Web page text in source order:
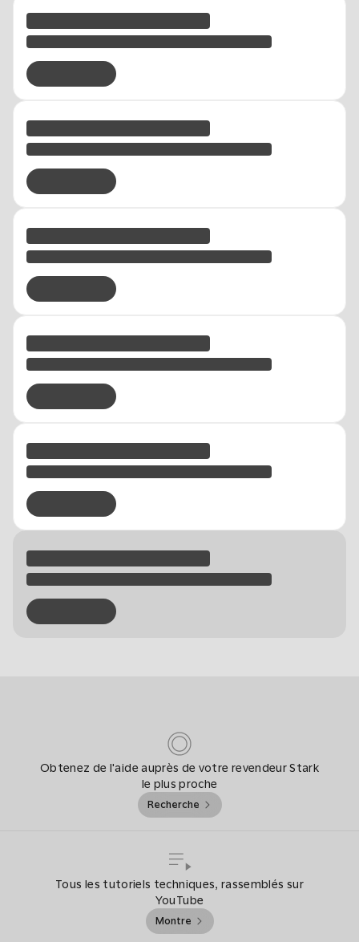
Obtenez de l'aide auprès de votre revendeur Stark
le plus proche
Recherche
Tous les tutoriels techniques, rassemblés sur
YouTube
Montre